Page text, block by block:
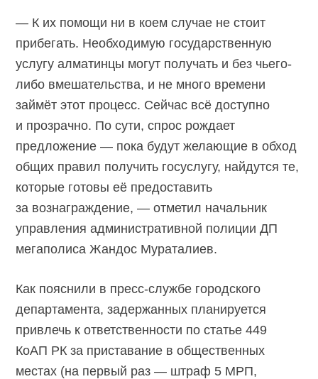
— К их помощи ни в коем случае не стоит
прибегать. Необходимую государственную
услугу алматинцы могут получать и без чьего-
либо вмешательства, и не много времени
займёт этот процесс. Сейчас всё доступно
и прозрачно. По сути, спрос рождает
предложение — пока будут желающие в обход
общих правил получить госуслугу, найдутся те,
которые готовы её предоставить
за вознаграждение, — отметил начальник
управления административной полиции ДП
мегаполиса Жандос Мураталиев.
Как пояснили в пресс-службе городского
департамента, задержанных планируется
привлечь к ответственности по статье 449
КоАП РК за приставание в общественных
местах (на первый раз — штраф 5 МРП,